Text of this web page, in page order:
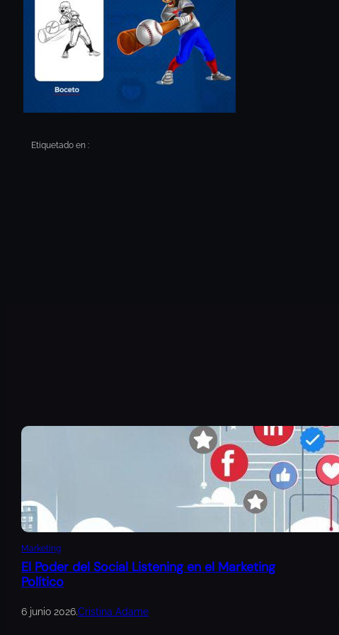
Etiquetado en :
Marketing
El Poder del Social Listening en el Marketing
Político
6 junio 2026.Cristina Adame